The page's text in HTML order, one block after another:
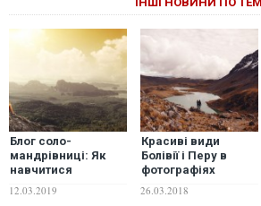
Блог соло-
мандрівниці: Як
навчитися
самій
12.03.2019
Красиві види
Болівії і Перу в
фотографіях
Szóstak
26.03.2018